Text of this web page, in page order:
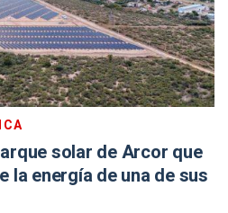
solar de Arcor que
la energía de una de sus